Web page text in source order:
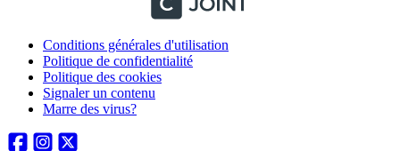
Conditions générales d'utilisation
Politique de confidentialité
Politique des cookies
Signaler un contenu
Marre des virus?